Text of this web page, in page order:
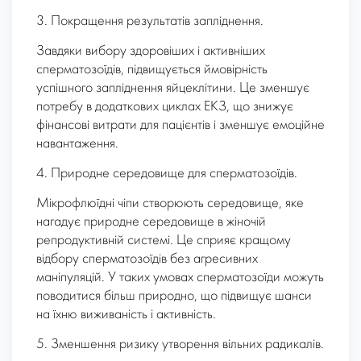
3. Покращення результатів запліднення.
Завдяки вибору здоровіших і активніших
сперматозоїдів, підвищується ймовірність
успішного запліднення яйцеклітини. Це зменшує
потребу в додаткових циклах ЕКЗ, що знижує
фінансові витрати для пацієнтів і зменшує емоційне
навантаження.
4. Природне середовище для сперматозоїдів.
Мікрофлюїдні чіпи створюють середовище, яке
нагадує природне середовище в жіночій
репродуктивній системі. Це сприяє кращому
відбору сперматозоїдів без агресивних
маніпуляцій. У таких умовах сперматозоїди можуть
поводитися більш природно, що підвищує шанси
на їхню виживаність і активність.
5. Зменшення ризику утворення вільних радикалів.